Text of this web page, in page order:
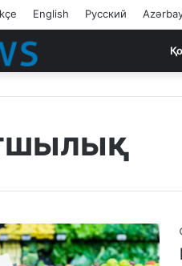
English Русский